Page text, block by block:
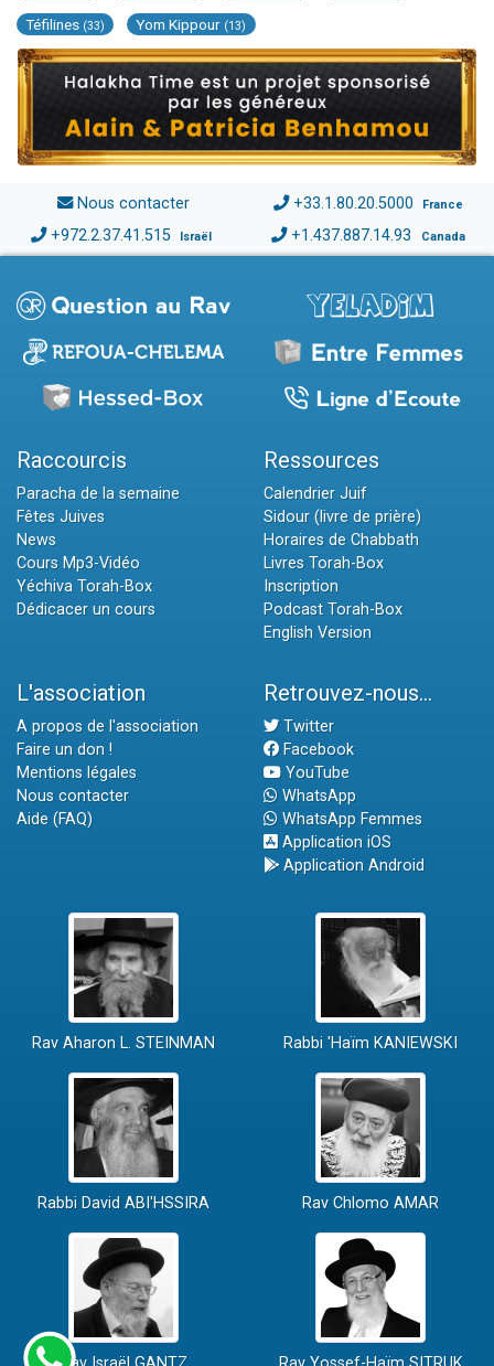
Téfilines (33) Yom Kippour (13)
Nous contacter +33.1.80.20.5000 France
+972.2.37.41.515 Israël +1.437.887.14.93 Canada
Raccourcis
Paracha de la semaine
Fêtes Juives
News
Cours Mp3-Vidéo
Yéchiva Torah-Box
Dédicacer un cours
Ressources
Calendrier Juif
Sidour (livre de prière)
Horaires de Chabbath
Livres Torah-Box
Inscription
Podcast Torah-Box
English Version
L'association
A propos de l'association
Faire un don !
Mentions légales
Nous contacter
Aide (FAQ)
Retrouvez-nous...
Twitter
Facebook
YouTube
WhatsApp
WhatsApp Femmes
Application iOS
Application Android
Rav Aharon L. STEINMAN Rabbi 'Haïm KANIEWSKI
Rabbi David ABI'HSSIRA Rav Chlomo AMAR